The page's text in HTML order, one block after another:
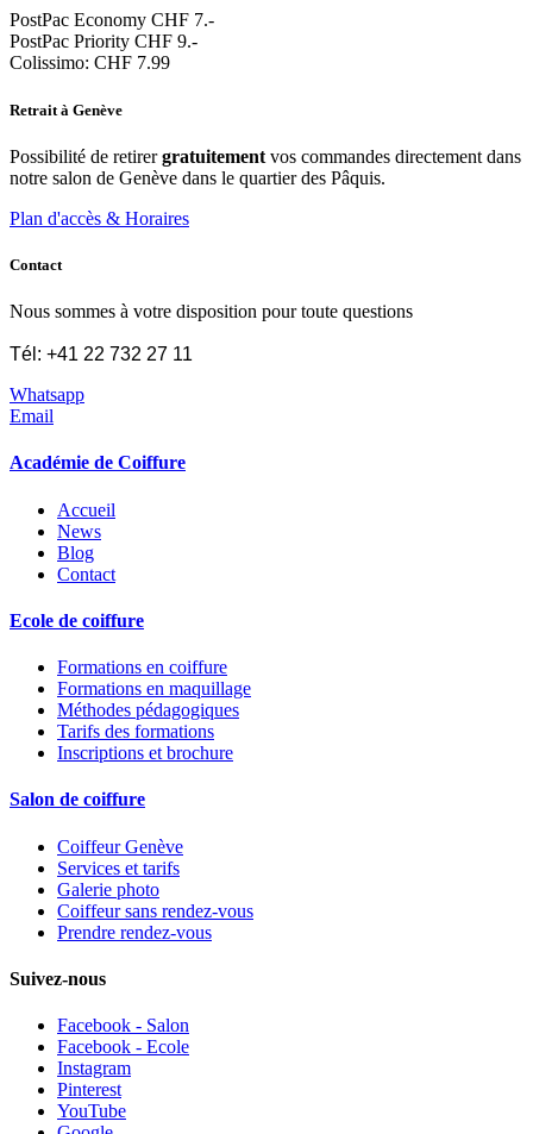
PostPac Economy CHF 7.-
PostPac Priority CHF 9.-
Colissimo: CHF 7.99
Retrait à Genève
Possibilité de retirergratuitement vos commandes directement dans
notre salon de Genève dans le quartier des Pâquis.
Plan d'accès & Horaires
Contact
Nous sommes à votre disposition pour toute questions
Tél: +41 22 732 27 11
Whatsapp
Email
Académie de Coiffure
Accueil
News
Blog
Contact
Ecole de coiffure
Formations en coiffure
Formations en maquillage
Méthodes pédagogiques
Tarifs des formations
Inscriptions et brochure
Salon de coiffure
Coiffeur Genève
Services et tarifs
Galerie photo
Coiffeur sans rendez-vous
Prendre rendez-vous
Suivez-nous
Facebook - Salon
Facebook - Ecole
Instagram
Pinterest
YouTube